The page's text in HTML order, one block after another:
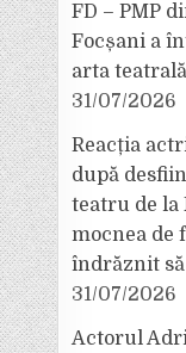
FD – PMP
Focșani a
arta
31/07/2026
Reacția
după
teatru de la
mocnea de
îndrăznit
31/07/2026
Actorul